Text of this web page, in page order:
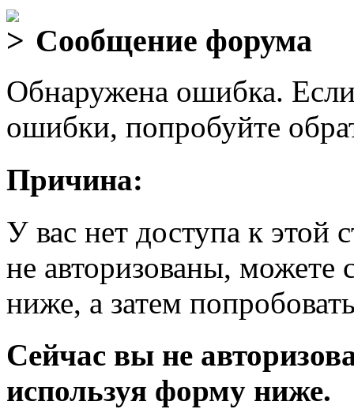
Сообщение форума
Обнаружена ошибка.
ошибки, попробуйте
Причина:
У вас нет доступа к
не авторизованы, можете
ниже, а затем
Сейчас вы не
используя форму ниже.